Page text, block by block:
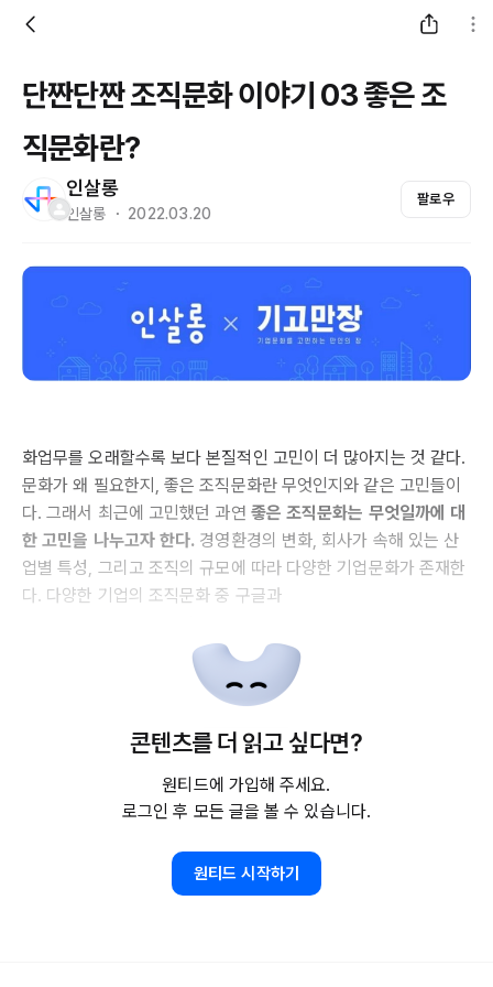
단짠단짠 조직문화 이야기 03 좋은 조
직문화란?
인살롱
인살롱 ・ 2022.03.20
팔로우
화업무를 오래할수록 보다 본질적인 고민이 더 많아지는 것 같다.
문화가 왜 필요한지, 좋은 조직문화란 무엇인지와 같은 고민들이
다. 그래서 최근에 고민했던 과연 좋은 조직문화는 무엇일까에 대
한 고민을 나누고자 한다. 경영환경의 변화, 회사가 속해 있는 산
업별 특성, 그리고 조직의 규모에 따라 다양한 기업문화가 존재한
다. 다양한 기업의 조직문화 중 구글과
콘텐츠를 더 읽고 싶다면?
원티드에 가입해 주세요.
로그인 후 모든 글을 볼 수 있습니다.
원티드 시작하기